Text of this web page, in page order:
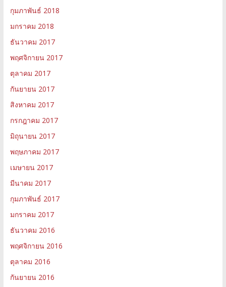
กุมภาพันธ์ 2018
มกราคม 2018
ธันวาคม 2017
พฤศจิกายน 2017
ตุลาคม 2017
กันยายน 2017
สิงหาคม 2017
กรกฎาคม 2017
มิถุนายน 2017
พฤษภาคม 2017
เมษายน 2017
มีนาคม 2017
กุมภาพันธ์ 2017
มกราคม 2017
ธันวาคม 2016
พฤศจิกายน 2016
ตุลาคม 2016
กันยายน 2016